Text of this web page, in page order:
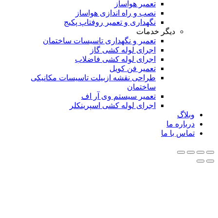
تعمیر هواساز
نصب و راه اندازی هواساز
نگهداری و تعمیر روفتاپ پکیج
دیگر خدمات
تعمیر و نگهداری تاسیسات ساختمان
اجرای لوله کشی گاز
اجرای لوله کشی فاضلاب
تعمیر فن کویل
طراحی نقشه ازبیلت تاسیسات مکانیکی
تعمیر سیستم وی آر اف
اجرای لوله کشی اسپرینکلر
ما
با ما